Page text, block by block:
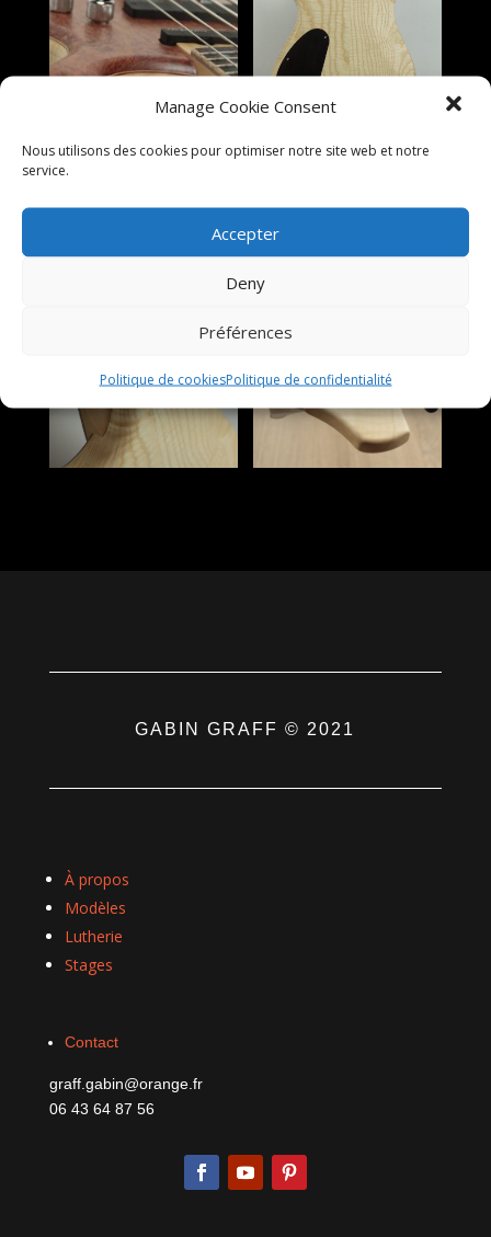
Manage Cookie Consent
Nous utilisons des cookies pour optimiser notre site web et notre
service.
Accepter
Deny
Préférences
Politique de cookiesPolitique de confidentialité
GABIN GRAFF © 2021
À propos
Modèles
Lutherie
Stages
Contact
graff.gabin@orange.fr
06 43 64 87 56